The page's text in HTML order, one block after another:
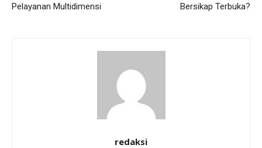
Pelayanan Multidimensi
Bersikap Terbuka?
redaksi